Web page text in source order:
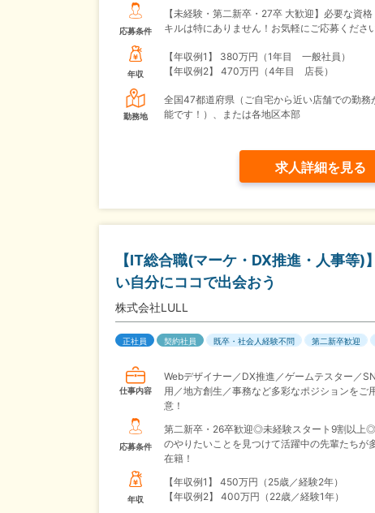
応募条件
【未経験・第二新卒・27卒 大歓迎】必要な資格
キルは特にありません！お気軽にご応募ください
年収
【年収例1】
380万円（1年目 一般社員）
【年収例2】
470万円（4年目 店長）
勤務地
全国47都道府県（ご自宅から近い店舗での勤務
能です！）、または各地区本部
求人詳細を見る
【IT総合職(マーケ・DX推進・人事等
い自分にココで出会おう
株式会社LULL
正社員 契約社員 既卒・社会人経験不問 第二新卒歓迎
仕事内容
Webデザイナー／DX推進／ゲームテスター／
用／地方創生／事務など多彩なポジションをご
意！
応募条件
第二新卒・26卒歓迎◎未経験スタート9割以上
のやりたいことを見つけて活躍中の先輩たちが
在籍！
年収
【年収例1】
450万円（25歳／経験2年）
【年収例2】
400万円（22歳／経験1年）